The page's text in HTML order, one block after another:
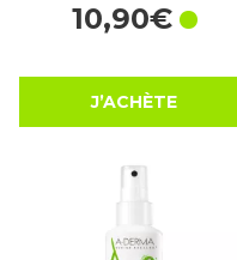
10,90€
J’ACHÈTE